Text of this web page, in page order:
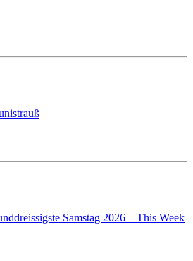
Samstag 2026 – This Week